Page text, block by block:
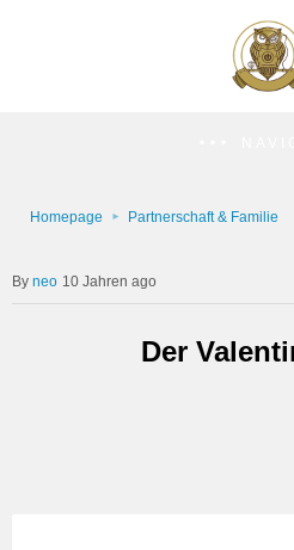
Homepage Partnerschaft & Familie
neo 10 Jahren ago
Der